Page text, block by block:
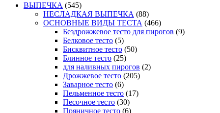
ВЫПЕЧКА (545)
НЕСЛАДКАЯ ВЫПЕЧКА (88)
ОСНОВНЫЕ ВИДЫ ТЕСТА (466)
Бездрожжевое тесто для пирогов (9)
Белковое тесто (5)
Бисквитное тесто (50)
Блинное тесто (25)
для наливных пирогов (2)
Дрожжевое тесто (205)
Заварное тесто (6)
Пельменное тесто (17)
Песочное тесто (30)
Пряничное тесто (6)